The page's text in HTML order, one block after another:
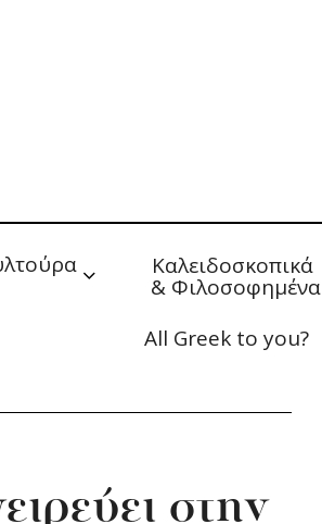
Καλειδοσκοπικά
& Φιλοσοφημένα
All Greek to you?
στην